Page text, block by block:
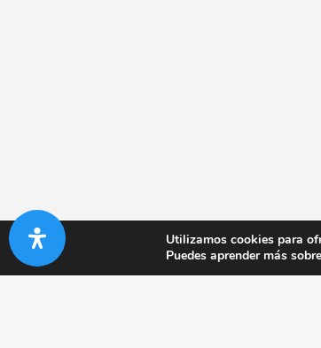
Utilizamos cookies para
Puedes aprender más